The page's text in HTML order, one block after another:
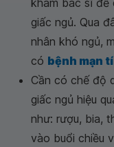
giấc ngủ. Qua
nhân khó ngủ,
có bệnh mạn
Cần có chế độ
giấc ngủ hiệu
như: rượu, bia,
vào buổi chiều